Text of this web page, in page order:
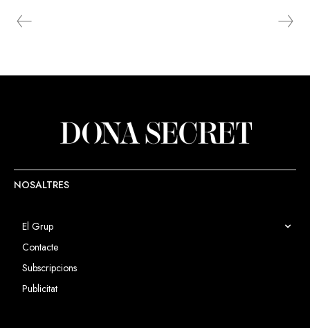
NOSALTRES
El Grup
Contacte
Subscripcions
Publicitat